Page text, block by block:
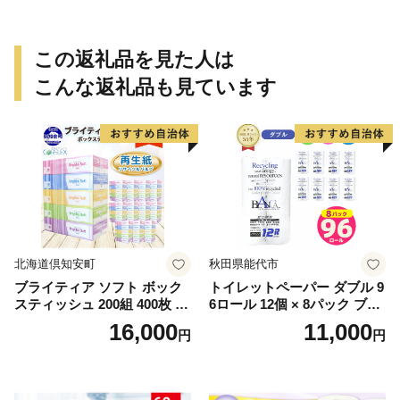
この返礼品を見た人は
こんな返礼品も見ています
北海道倶知安町
ブライティア ソフト ボック
スティッシュ 200組 400枚 60
箱 日本製 まとめ買い ティッ
シュ リサイクル 長持 防災 常
倶知安町 日用品
16,000円
秋田県能代市
トイレットペーパー ダブル 9
6ロール 12個 × 8パック ブラ
ンカ 再生紙 100％ 芯あり 日
用品 消耗品 無香料 生活用品
11,000円